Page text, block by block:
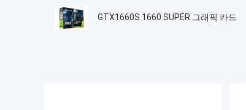
GTX1660S 1660 SUPER 그래픽 카드